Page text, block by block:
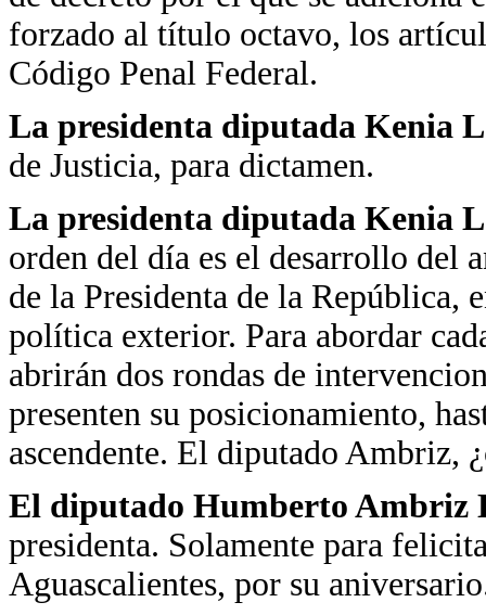
forzado al título octavo, los
Código Penal Federal.
La presidenta diputada Kenia
de Justicia, para dictamen.
La presidenta diputada Kenia
orden del día es el desarrollo del
de la Presidenta de la
política exterior. Para abordar
abrirán dos rondas de
presenten su posicionamiento,
ascendente. El diputado Ambriz,
El diputado Humberto Ambriz
presidenta. Solamente para
Aguascalientes, por su